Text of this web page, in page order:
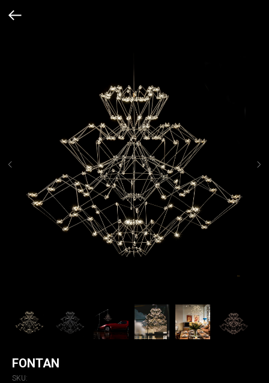
FONTAN
SKU: